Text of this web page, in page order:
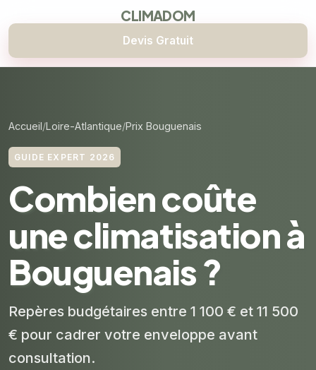
CLIMADOM
Devis Gratuit
Accueil Loire-Atlantique Prix Bouguenais
GUIDE EXPERT 2026
Combien coûte
une climatisation à
Bouguenais ?
Repères budgétaires entre 1 100 € et 11 500
€ pour cadrer votre enveloppe avant
consultation.